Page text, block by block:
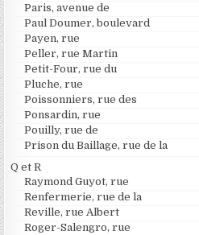
Paris, avenue de
Paul Doumer, boulevard
Payen, rue
Peller, rue Martin
Petit-Four, rue du
Pluche, rue
Poissonniers, rue des
Ponsardin, rue
Pouilly, rue de
Prison du Baillage, rue de la
Q et R
Raymond Guyot, rue
Renfermerie, rue de la
Reville, rue Albert
Roger-Salengro, rue